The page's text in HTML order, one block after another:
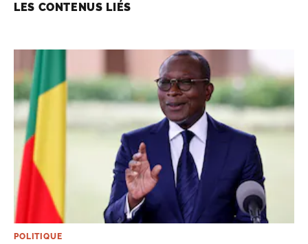
LES CONTENUS LIÉS
POLITIQUE